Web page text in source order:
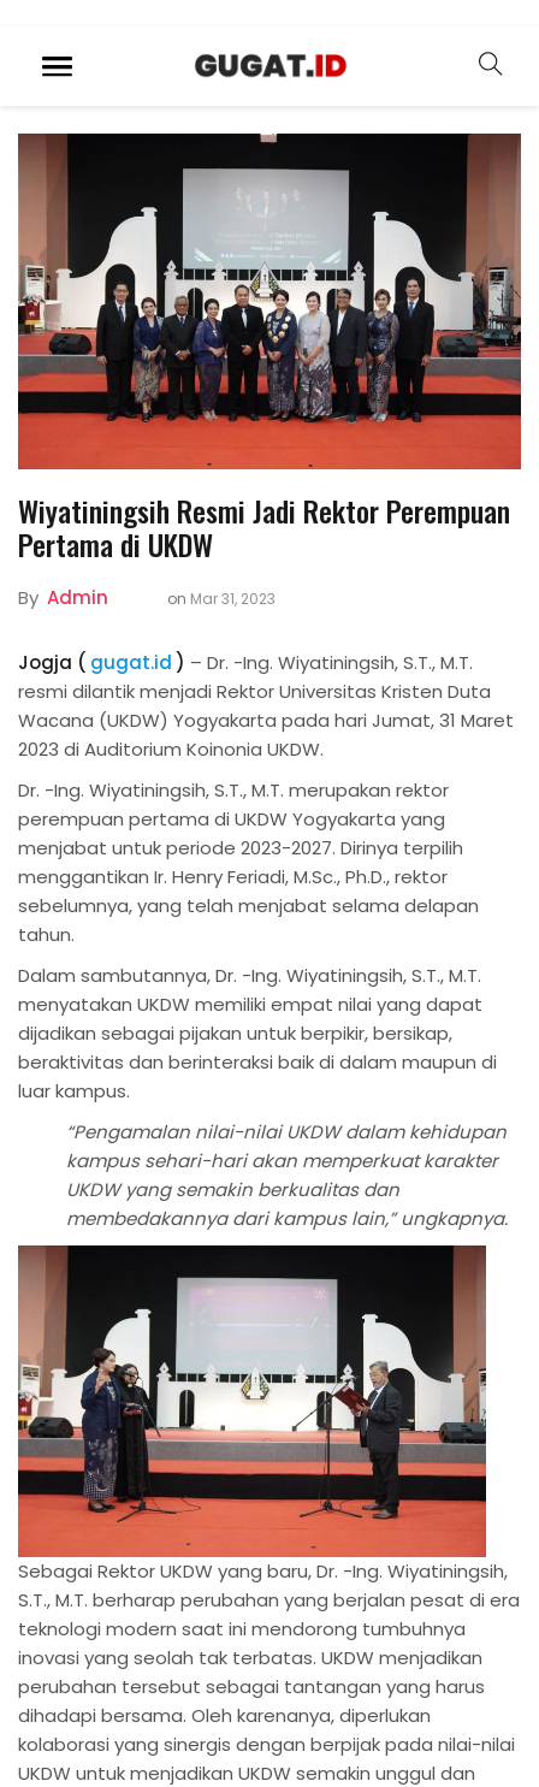
Wiyatiningsih Resmi Jadi Rektor Perempuan
Pertama di UKDW
By Admin on Mar 31, 2023
Jogja ( gugat.id ) – Dr. -Ing. Wiyatiningsih, S.T., M.T.
resmi dilantik menjadi Rektor Universitas Kristen Duta
Wacana (UKDW) Yogyakarta pada hari Jumat, 31 Maret
2023 di Auditorium Koinonia UKDW.
Dr. -Ing. Wiyatiningsih, S.T., M.T. merupakan rektor
perempuan pertama di UKDW Yogyakarta yang
menjabat untuk periode 2023-2027. Dirinya terpilih
menggantikan Ir. Henry Feriadi, M.Sc., Ph.D., rektor
sebelumnya, yang telah menjabat selama delapan
tahun.
Dalam sambutannya, Dr. -Ing. Wiyatiningsih, S.T., M.T.
menyatakan UKDW memiliki empat nilai yang dapat
dijadikan sebagai pijakan untuk berpikir, bersikap,
beraktivitas dan berinteraksi baik di dalam maupun di
luar kampus.
“Pengamalan nilai-nilai UKDW dalam kehidupan
kampus sehari-hari akan memperkuat karakter
UKDW yang semakin berkualitas dan
membedakannya dari kampus lain,” ungkapnya.
Sebagai Rektor UKDW yang baru, Dr. -Ing. Wiyatiningsih,
S.T., M.T. berharap perubahan yang berjalan pesat di era
teknologi modern saat ini mendorong tumbuhnya
inovasi yang seolah tak terbatas. UKDW menjadikan
perubahan tersebut sebagai tantangan yang harus
dihadapi bersama. Oleh karenanya, diperlukan
kolaborasi yang sinergis dengan berpijak pada nilai-nilai
UKDW untuk menjadikan UKDW semakin unggul dan